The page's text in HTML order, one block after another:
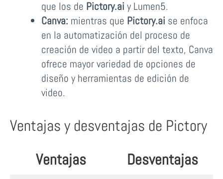
que los de Pictory.ai y Lumen5.
Canva: mientras que Pictory.ai se enfoca
en la automatización del proceso de
creación de video a partir del texto, Canva
ofrece mayor variedad de opciones de
diseño y herramientas de edición de
video.
Ventajas y desventajas de Pictory
Ventajas Desventajas